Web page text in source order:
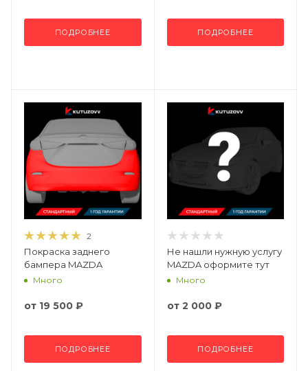
ПОДРОБНЕЕ ПОДРОБНЕЕ
2
Покраска заднего
бампера MAZDA
Много
от 19 500 ₽
ПОДРОБНЕЕ
Не нашли нужную услугу
MAZDA оформите тут
Много
от 2 000 ₽
ПОДРОБНЕЕ